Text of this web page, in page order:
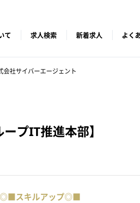
て 求人検索 新着求人 よく
会社サイバーエージェント
プIT推進本部】
◎■スキルアップ◎■